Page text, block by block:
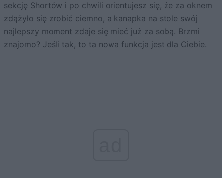
sekcję Shortów i po chwili orientujesz się, że za oknem
zdążyło się zrobić ciemno, a kanapka na stole swój
najlepszy moment zdaje się mieć już za sobą. Brzmi
znajomo? Jeśli tak, to ta nowa funkcja jest dla Ciebie.